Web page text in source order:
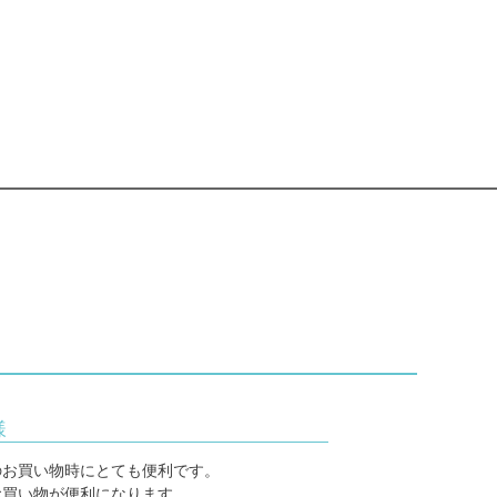
買い物時にとても便利です。